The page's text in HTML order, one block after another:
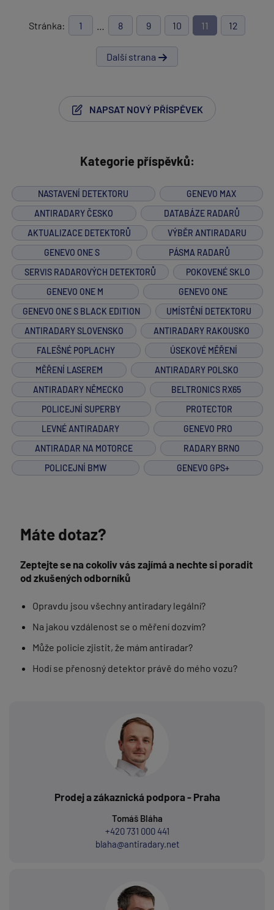
Stránka: 1 8 9 10 11 12
Další strana
NAPSAT NOVÝ PŘÍSPĚVEK
Kategorie příspěvků:
NASTAVENÍ DETEKTORU
GENEVO MAX
ANTIRADARY ČESKO
DATABÁZE RADARŮ
AKTUALIZACE DETEKTORŮ
VÝBĚR ANTIRADARU
GENEVO ONE S
PÁSMA RADARŮ
SERVIS RADAROVÝCH DETEKTORŮ
POKOVENÉ SKLO
GENEVO ONE M
GENEVO ONE
GENEVO ONE S BLACK EDITION
UMÍSTĚNÍ DETEKTORU
ANTIRADARY SLOVENSKO
ANTIRADARY RAKOUSKO
FALEŠNÉ POPLACHY
ÚSEKOVÉ MĚŘENÍ
MĚŘENÍ LASEREM
ANTIRADARY POLSKO
ANTIRADARY NĚMECKO
BELTRONICS RX65
POLICEJNÍ SUPERBY
PROTECTOR
LEVNÉ ANTIRADARY
GENEVO PRO
ANTIRADAR NA MOTORCE
RADARY BRNO
POLICEJNÍ BMW
GENEVO GPS+
Máte dotaz?
Zeptejte se na cokoliv vás zajímá a nechte si poradit
od zkušených odborníků
Opravdu jsou všechny antiradary legální?
Na jakou vzdálenost se o měření dozvím?
Může policie zjistit, že mám antiradar?
Hodí se přenosný detektor právě do mého vozu?
Prodej a zákaznická podpora - Praha
Tomáš Bláha
+420 731 000 441
blaha@antiradary.net